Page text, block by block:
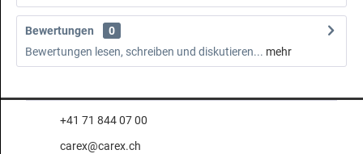
Bewertungen
0
Bewertungen lesen, schreiben und diskutieren... mehr
+41 71 844 07 00
carex@carex.ch